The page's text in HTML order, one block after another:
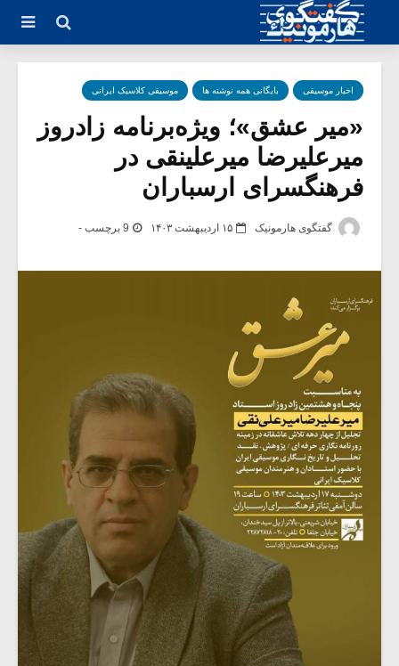
اخبار موسیقی بایگانی همه نوشته ها موسیقی کلاسیک ایرانی
‌«میر عشق»؛ ویژه‌برنامه زادروز
میرعلیرضا میرعلینقی در
فرهنگسرای ارسباران
گفتگوی هارمونیک ۱۵ اردیبهشت ۱۴۰۳ 9 برچسب -